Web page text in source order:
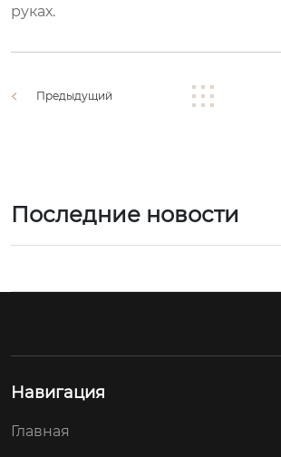
руках.
Предыдущий
Последние новости
Навигация
Главная